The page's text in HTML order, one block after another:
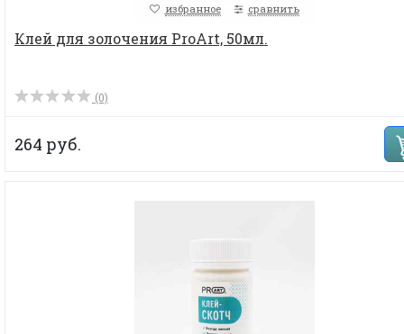
избранное сравнить
Клей для золочения ProArt, 50мл.
(0)
264 руб.